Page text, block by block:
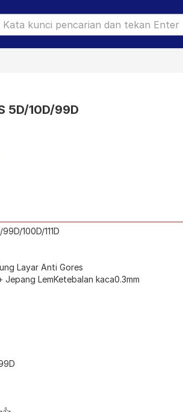
5D/10D/99D
100D/111D
Layar Anti Gores
LemKetebalan kaca0.3mm